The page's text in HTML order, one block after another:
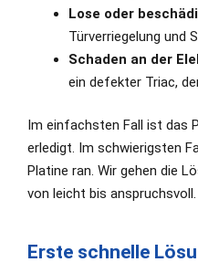
Lose oder
Türverriegelung und
Schaden an der
ein defekter Triac,
Im einfachsten Fall ist das
erledigt. Im schwierigsten
Platine ran. Wir gehen die
von leicht bis anspruchsvoll.
Erste schnelle